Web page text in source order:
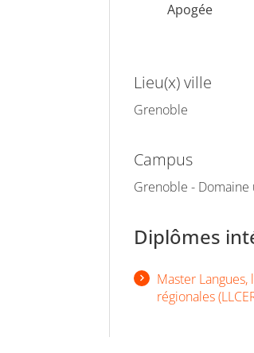
Apogée
Lieu(x) ville
Grenoble
Campus
Grenoble - Domaine
Diplômes
Master
régionales